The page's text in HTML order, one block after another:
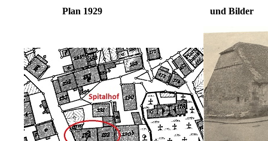
Plan 1929 und Bilder